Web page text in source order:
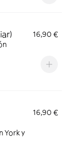
16,90 €
16,90 €
York y